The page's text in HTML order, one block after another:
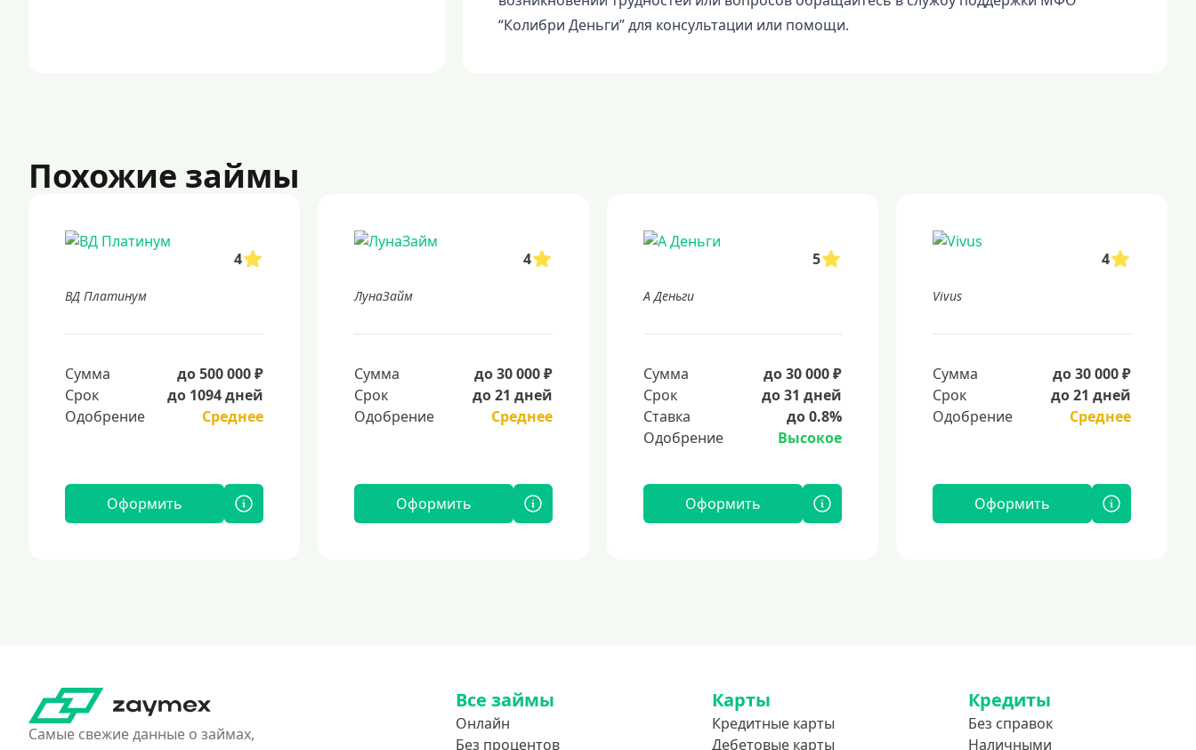
“Колибри Деньги” для консультации или помощи.
Похожие займы
4
ВД Платинум
Сумма
до 500 000 ₽
Срок
до 1094 дней
Одобрение
Среднее
Оформить
4
ЛунаЗайм
Сумма
до 30 000 ₽
Срок
до 21 дней
Одобрение
Среднее
Оформить
5
А Деньги
Сумма
до 30 000 ₽
Срок
до 31 дней
Ставка
до 0.8%
Одобрение
Высокое
Оформить
4
Vivus
Сумма
до 30 000 ₽
Срок
до 21 дней
Одобрение
Среднее
Оформить
Самые свежие данные о займах,
Все займы
Онлайн
Без процентов
Карты
Кредитные карты
Дебетовые карты
Кредиты
Без справок
Наличными